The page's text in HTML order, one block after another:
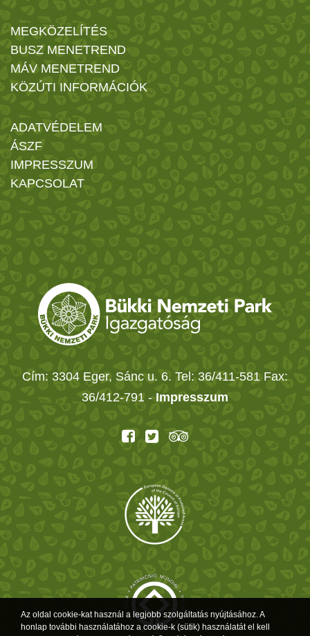
MEGKÖZELÍTÉS
BUSZ MENETREND
MÁV MENETREND
KÖZÚTI INFORMÁCIÓK
ADATVÉDELEM
ÁSZF
IMPRESSZUM
KAPCSOLAT
Cím: 3304 Eger, Sánc u. 6. Tel: 36/411-581 Fax:
36/412-791 - Impresszum
Az oldal cookie-kat használ a legjobb szolgáltatás nyújtásához. A
honlap további használatához a cookie-k (sütik) használatát el kell